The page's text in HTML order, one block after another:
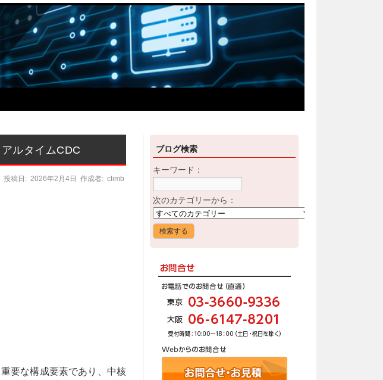
ルタイムCDC
投稿日: 2026年2月4日 作成者: climb
要な構成要素であり、中核
ブログ検索
キーワード：
次のカテゴリーから：